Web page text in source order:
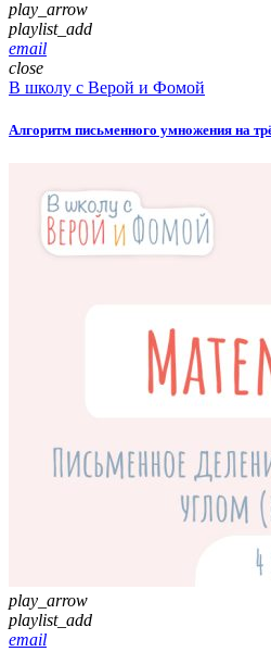
play_arrow
playlist_add
email
close
В школу с Верой и Фомой
Алгоритм письменного умножения на
play_arrow
playlist_add
email